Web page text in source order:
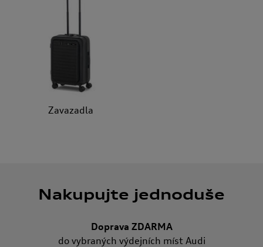
Zavazadla
Nakupujte jednoduše
Doprava ZDARMA
do vybraných výdejních míst Audi